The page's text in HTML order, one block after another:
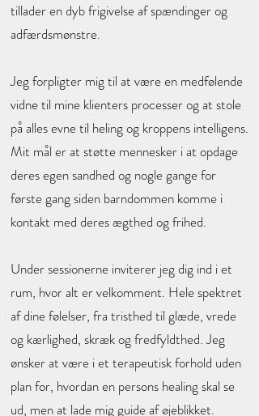
tillader en dyb frigivelse af spændinger og
adfærdsmønstre.
Jeg forpligter mig til at være en medfølende
vidne til mine klienters processer og at stole
på alles evne til heling og kroppens intelligens.
Mit mål er at støtte mennesker i at opdage
deres egen sandhed og nogle gange for
første gang siden barndommen komme i
kontakt med deres ægthed og frihed.
Under sessionerne inviterer jeg dig ind i et
rum, hvor alt er velkomment. Hele spektret
af dine følelser, fra tristhed til glæde, vrede
og kærlighed, skræk og fredfyldthed. Jeg
ønsker at være i et terapeutisk forhold uden
plan for, hvordan en persons healing skal se
ud, men at lade mig guide af øjeblikket.